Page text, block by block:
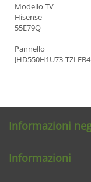
Modello TV
Hisense
55E79Q
Pannello
JHD550H1U73-TZLFB4
Informazioni
Informazioni